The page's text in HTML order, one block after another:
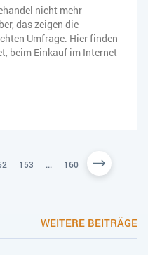
nicht mehr
das zeigen die
Umfrage. Hier finden
beim Einkauf im Internet
153 ... 160
WEITERE BEITRÄGE